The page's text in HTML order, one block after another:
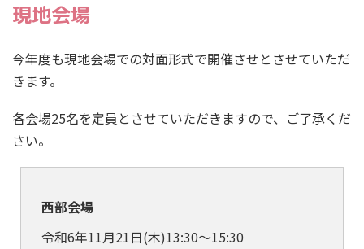
現地会場
今年度も現地会場での対面形式で開催させとさせていただ
きます。
各会場25名を定員とさせていただきますので、ご了承くだ
さい。
西部会場
令和6年11月21日(木)13:30～15:30